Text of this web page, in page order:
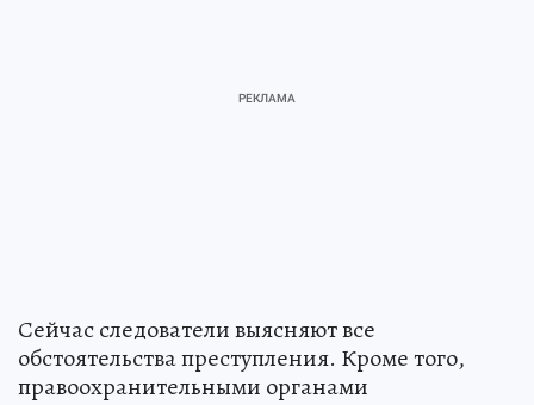
Сейчас следователи выясняют все
обстоятельства преступления. Кроме того,
правоохранительными органами